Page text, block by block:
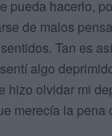
pueda hacerlo,
de malos
Tan es
algo
hizo olvidar mi
merecía la pena